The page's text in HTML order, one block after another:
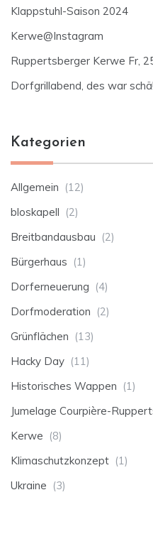
Klappstuhl-Saison 2024
Kerwe@Instagram
Ruppertsberger Kerwe Fr,
Dorfgrillabend, des war schä!
Kategorien
Allgemein (12)
bloskapell (2)
Breitbandausbau (2)
Bürgerhaus (1)
Dorferneuerung (4)
Dorfmoderation (2)
Grünflächen (13)
Hacky Day (11)
Historisches Wappen (1)
Jumelage Courpière-
Kerwe (8)
Klimaschutzkonzept (1)
Ukraine (3)